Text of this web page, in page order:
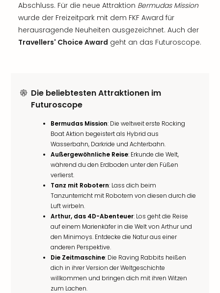
Abschluss. Für die neue Attraktion Bermudas Mission
wurde der Freizeitpark mit dem FKF Award für
herausragende Neuheiten ausgezeichnet. Auch der
Travellers' Choice Award geht an das Futuroscope.
Die beliebtesten Attraktionen im
Futuroscope
Bermudas Mission: Die weltweit erste Rocking
Boat Aktion begeistert als Hybrid aus
Wasserbahn, Darkride und Achterbahn.
Außergewöhnliche Reise: Erkunde die Welt,
während du den Erdboden unter den Füßen
verlierst.
Tanz mit Robotern: Lass dich beim
Tanzunterricht mit Robotern von diesen durch die
Luft wirbeln.
Arthur, das 4D-Abenteuer: Los geht die Reise
auf einem Marienkäfer in die Welt von Arthur und
den Minimoys. Entdecke die Natur aus einer
anderen Perspektive.
Die Zeitmaschine: Die Raving Rabbits heißen
dich in ihrer Version der Weltgeschichte
willkommen und bringen dich mit ihren Witzen
zum Lachen.